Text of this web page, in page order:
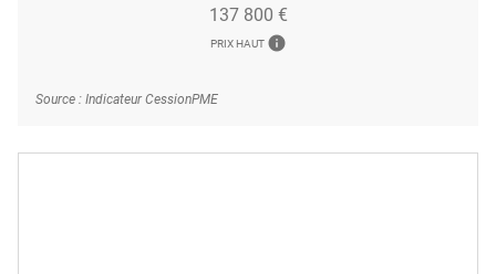
137 800 €
PRIX HAUT info
Source : Indicateur CessionPME